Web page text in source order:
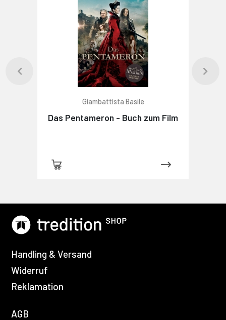
Giambattista Basile
Das Pentameron - Buch zum Film
Handling & Versand
Widerruf
Reklamation
AGB